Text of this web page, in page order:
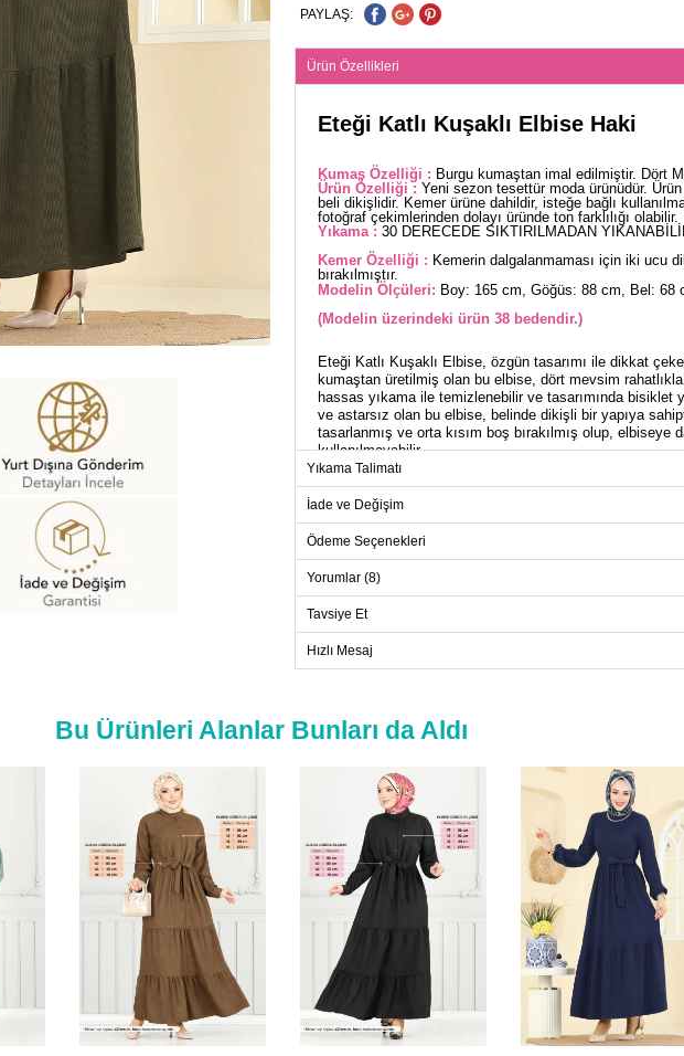
PAYLAŞ:
Ürün Özellikleri
Eteği Katlı Kuşaklı Elbise Haki
Kumaş Özelliği : Burgu kumaştan imal edilmiştir. Dört
Ürün Özelliği : Yeni sezon tesettür moda ürünüdür.
beli dikişlidir. Kemer ürüne dahildir, isteğe bağlı
fotoğraf çekimlerinden dolayı üründe ton farklılığı olabilir.
Yıkama : 30 DERECEDE SIKTIRILMADAN
Kemer Özelliği : Kemerin dalgalanmaması için iki ucu
bırakılmıştır.
Modelin Ölçüleri: Boy: 165 cm, Göğüs: 88 cm, Bel: 68
(Modelin üzerindeki ürün 38 bedendir.)
Eteği Katlı Kuşaklı Elbise, özgün tasarımı ile dikkat
kumaştan üretilmiş olan bu elbise, dört mevsim
hassas yıkama ile temizlenebilir ve tasarımında bisiklet
ve astarsız olan bu elbise, belinde dikişli bir yapıya
tasarlanmış ve orta kısım boş bırakılmış olup,
kullanılmayabilir.
Beden
38
94
40
96
50
118
Yıkama Talimatı
İade ve Değişim
Ödeme Seçenekleri
Yorumlar (8)
Tavsiye Et
Hızlı Mesaj
Bu Ürünleri Alanlar Bunları da Aldı